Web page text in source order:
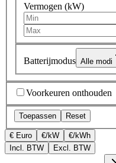
Vermogen (kW)
Batterijmodus Alle modi
Voorkeuren onthouden
Toepassen Reset
€ Euro €/kW
€/kWh
Incl. BTW
Excl. BTW